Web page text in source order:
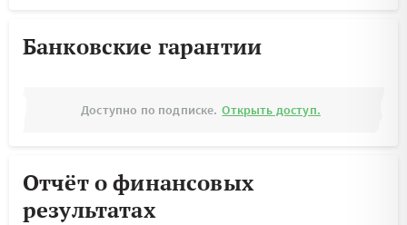
Банковские гарантии
Доступно по подписке. Открыть доступ.
Отчёт о финансовых
результатах